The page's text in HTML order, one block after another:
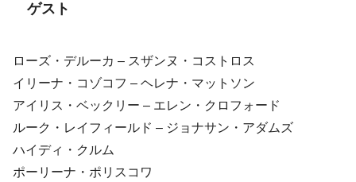
ゲスト
ローズ・デルーカ – スザンヌ・コストロス
イリーナ・コゾコフ – ヘレナ・マットソン
アイリス・ベックリー – エレン・クロフォード
ルーク・レイフィールド – ジョナサン・アダムズ
ハイディ・クルム
ポーリーナ・ポリスコワ